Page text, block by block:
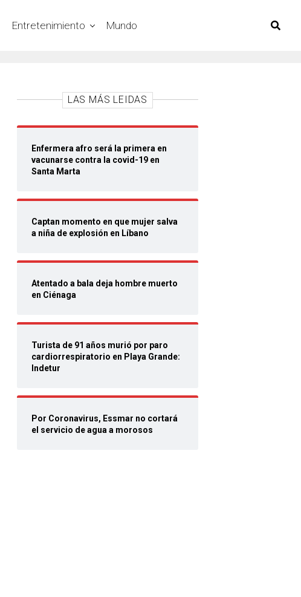
Entretenimiento Mundo
LAS MÁS LEIDAS
Enfermera afro será la primera en
vacunarse contra la covid-19 en
Santa Marta
Captan momento en que mujer salva
a niña de explosión en Líbano
Atentado a bala deja hombre muerto
en Ciénaga
Turista de 91 años murió por paro
cardiorrespiratorio en Playa Grande:
Indetur
Por Coronavirus, Essmar no cortará
el servicio de agua a morosos